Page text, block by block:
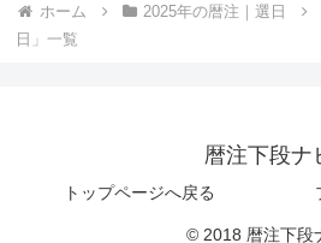
ホーム 2025年の暦注｜選日
日」一覧
暦注下段ナ
トップページへ戻る
© 2018 暦注下段